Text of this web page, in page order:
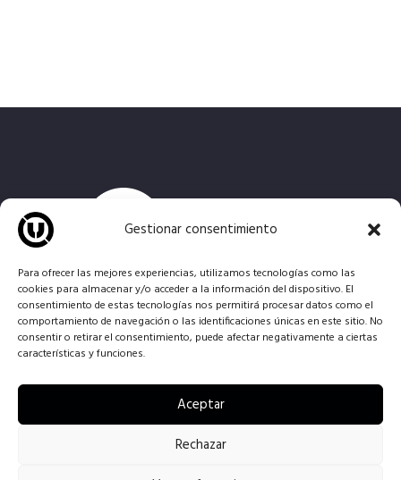
Gestionar consentimiento
Para ofrecer las mejores experiencias, utilizamos tecnologías como las
cookies para almacenar y/o acceder a la información del dispositivo. El
consentimiento de estas tecnologías nos permitirá procesar datos como el
comportamiento de navegación o las identificaciones únicas en este sitio. No
consentir o retirar el consentimiento, puede afectar negativamente a ciertas
características y funciones.
Aceptar
Rechazar
Brindamos un entorno para el desarrollo y la creación
musical, poniendo a tu disposiciónlocales de
ensayo
yestudio de grabación
equipados.